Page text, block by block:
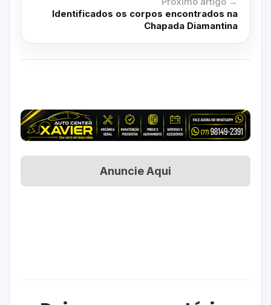
Identificados os corpos encontrados na
Chapada Diamantina
Anuncie Aqui